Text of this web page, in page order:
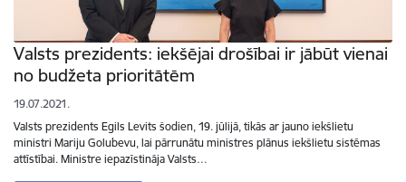
Valsts prezidents: iekšējai drošībai ir jābūt vienai
no budžeta prioritātēm
19.07.2021.
Valsts prezidents Egils Levits šodien, 19. jūlijā, tikās ar jauno iekšlietu
ministri Mariju Golubevu, lai pārrunātu ministres plānus iekšlietu sistēmas
attīstībai. Ministre iepazīstināja Valsts…